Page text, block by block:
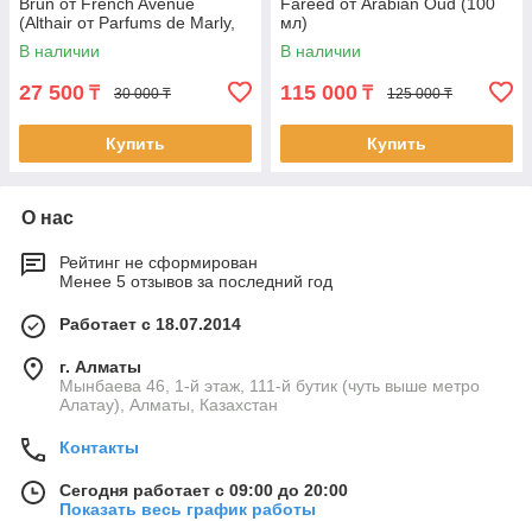
Brun от French Avenue
(Althair от Parfums de Marly,
100 мл)
В наличии
27 500 ₸ 30 000 ₸
Купить
Fareed от Arabian Oud (100
мл)
В наличии
115 000 ₸ 125 000 ₸
Купить
О нас
Рейтинг не сформирован
Менее 5 отзывов за последний год
Работает с 18.07.2014
г. Алматы
Мынбаева 46, 1-й этаж, 111-й бутик (чуть выше метро
Алатау), Алматы, Казахстан
Контакты
Сегодня работает с 09:00 до 20:00
Показать весь график работы